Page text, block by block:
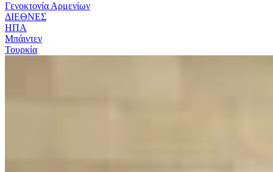
Γενοκτονία Αρμενίων
ΔΙΕΘΝΕΣ
ΗΠΑ
Μπάιντεν
Τουρκία